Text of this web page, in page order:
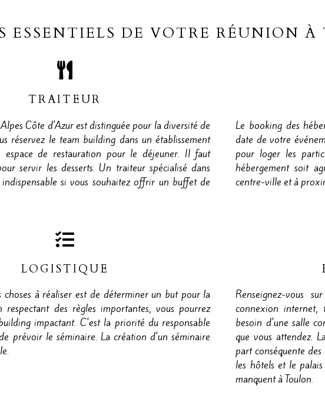
ESSENTIELS DE VOTRE RÉUNION À
TRAITEUR
Côte d'Azur est distinguée pour la diversité de
réservez le team building dans un établissement
de restauration pour le déjeuner. Il faut
servir les desserts. Un traiteur spécialisé dans
si vous souhaitez offrir un buffet de
Le booking des
date de votre
pour loger les
hébergement soit
centre-ville et à
LOGISTIQUE
choses à réaliser est de déterminer un but pour la
respectant des règles importantes, vous pourrez
impactant. C'est la priorité du responsable
prévoir le séminaire. La création d'un séminaire
Renseignez-vous
connexion internet,
besoin d'une salle
que vous attendez.
part conséquente
les hôtels et le
manquent à Toulon.